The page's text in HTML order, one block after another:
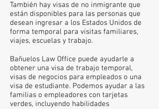
También hay visas de no inmigrante que
están disponibles para las personas que
desean ingresar a los Estados Unidos de
forma temporal para visitas familiares,
viajes, escuelas y trabajo.
Bañuelos Law Office puede ayudarle a
obtener una visa de trabajo temporal,
visas de negocios para empleados o una
visa de estudiante. Podemos ayudar a las
familias o empleadores con tarjetas
verdes, incluyendo habilidades